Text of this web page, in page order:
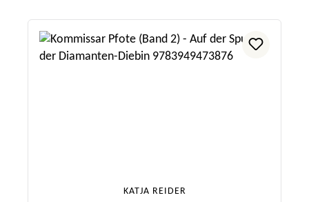
KATJA REIDER